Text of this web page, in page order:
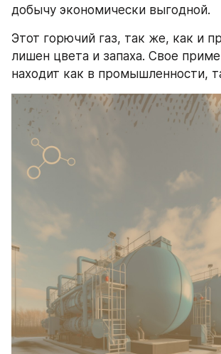
добычу экономически выгодной.
Этот горючий газ, так же, как и
лишен цвета и запаха. Свое
находит как в промышленности,